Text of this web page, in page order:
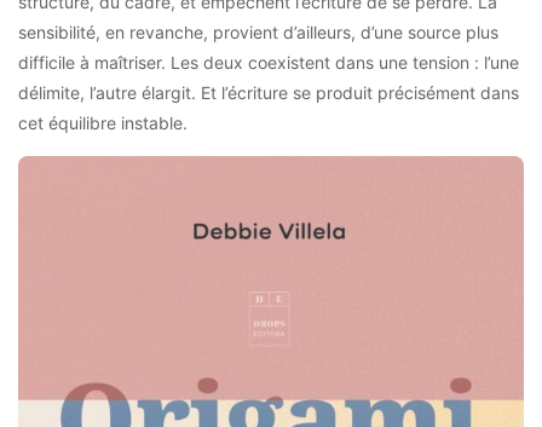
sensibilité, en revanche, provient d’ailleurs, d’une source plus
difficile à maîtriser. Les deux coexistent dans une tension : l’une
délimite, l’autre élargit. Et l’écriture se produit précisément dans
cet équilibre instable.